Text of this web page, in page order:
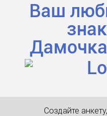
Ваш
Создайте